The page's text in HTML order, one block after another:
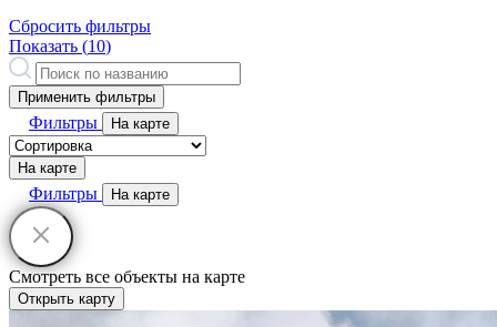
Сбросить фильтры
Показать (10)
Применить фильтры
Фильтры На карте
На карте
Фильтры На карте
Смотреть все объекты на карте
Открыть карту